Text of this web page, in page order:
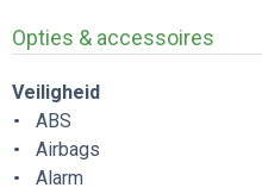
Opties & accessoires
Veiligheid
ABS
Airbags
Alarm